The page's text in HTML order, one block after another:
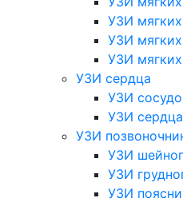
УЗИ
УЗИ
УЗИ
УЗИ сердца
УЗИ
УЗИ
УЗИ
УЗИ
УЗИ
УЗИ